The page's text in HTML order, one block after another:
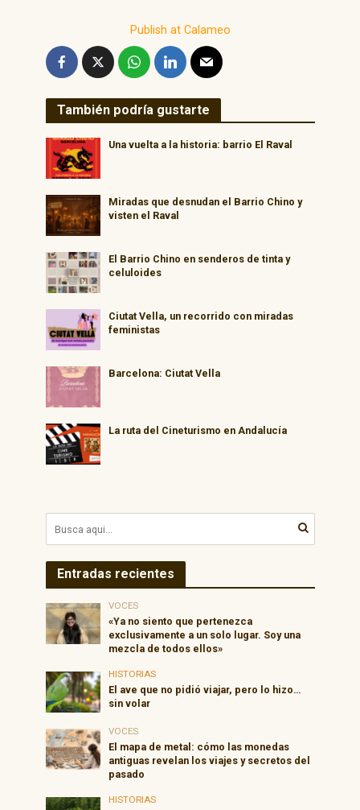
Publish at Calameo
También podría gustarte
Una vuelta a la historia: barrio El Raval
Miradas que desnudan el Barrio Chino y
visten el Raval
El Barrio Chino en senderos de tinta y
celuloides
Ciutat Vella, un recorrido con miradas
feministas
Barcelona: Ciutat Vella
La ruta del Cineturismo en Andalucía
Entradas recientes
VOCES
«Ya no siento que pertenezca
exclusivamente a un solo lugar. Soy una
mezcla de todos ellos»
HISTORIAS
El ave que no pidió viajar, pero lo hizo…
sin volar
VOCES
El mapa de metal: cómo las monedas
antiguas revelan los viajes y secretos del
pasado
HISTORIAS